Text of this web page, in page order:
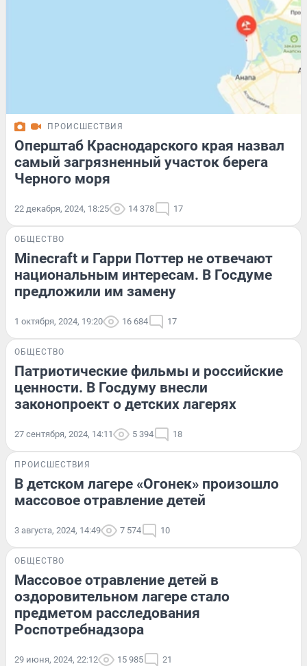
ПРОИСШЕСТВИЯ
Оперштаб Краснодарского края назвал
самый загрязненный участок берега
Черного моря
22 декабря, 2024, 18:25 14 378 17
ОБЩЕСТВО
Minecraft и Гарри Поттер не отвечают
национальным интересам. В Госдуме
предложили им замену
1 октября, 2024, 19:20 16 684 17
ОБЩЕСТВО
Патриотические фильмы и российские
ценности. В Госдуму внесли
законопроект о детских лагерях
27 сентября, 2024, 14:11 5 394 18
ПРОИСШЕСТВИЯ
В детском лагере «Огонек» произошло
массовое отравление детей
3 августа, 2024, 14:49 7 574 10
ОБЩЕСТВО
Массовое отравление детей в
оздоровительном лагере стало
предметом расследования
Роспотребнадзора
29 июня, 2024, 22:12 15 985 21